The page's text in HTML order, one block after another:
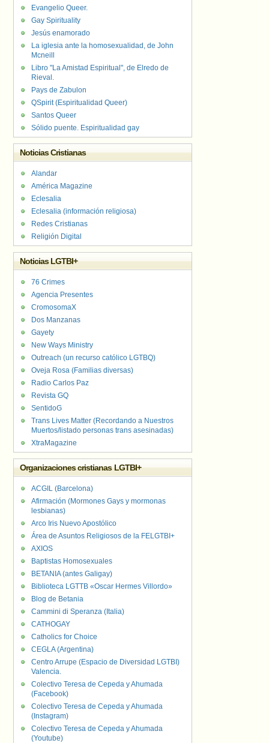
Evangelio Queer.
Gay Spirituality
Jesús enamorado
La iglesia ante la homosexualidad, de John
Mcneill
Libro "La Amistad Espiritual", de Elredo de
Rieval.
Pays de Zabulon
QSpirit (Espiritualidad Queer)
Santos Queer
Sólido puente. Espiritualidad gay
Noticias Cristianas
Alandar
América Magazine
Eclesalia
Eclesalia (información religiosa)
Redes Cristianas
Religión Digital
Noticias LGTBI+
76 Crimes
Agencia Presentes
CromosomaX
Dos Manzanas
Gayety
New Ways Ministry
Outreach (un recurso católico LGTBQ)
Oveja Rosa (Familias diversas)
Radio Carlos Paz
Revista GQ
SentidoG
Trans Lives Matter (Recordando a Nuestros
Muertos/listado personas trans asesinadas)
XtraMagazine
Organizaciones cristianas LGTBI+
ACGIL (Barcelona)
Afirmación (Mormones Gays y mormonas
lesbianas)
Arco Iris Nuevo Apostólico
Área de Asuntos Religiosos de la FELGTBI+
AXIOS
Baptistas Homosexuales
BETANIA (antes Galigay)
Biblioteca LGTTB «Oscar Hermes Villordo»
Blog de Betania
Cammini di Speranza (Italia)
CATHOGAY
Catholics for Choice
CEGLA (Argentina)
Centro Arrupe (Espacio de Diversidad LGTBI)
Valencia.
Colectivo Teresa de Cepeda y Ahumada
(Facebook)
Colectivo Teresa de Cepeda y Ahumada
(Instagram)
Colectivo Teresa de Cepeda y Ahumada
(Youtube)